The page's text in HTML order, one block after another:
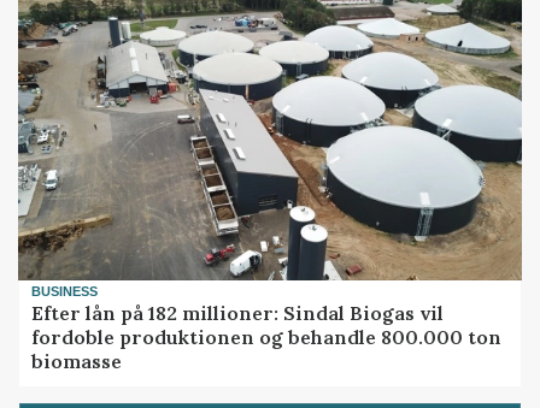
BUSINESS
Efter lån på 182 millioner: Sindal Biogas vil
fordoble produktionen og behandle 800.000 ton
biomasse